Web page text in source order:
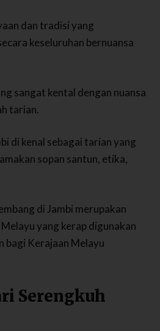
dan tradisi yang
keseluruhan bernuansa
sangat kental dengan nuansa
tarian.
di kenal sebagai tarian yang
sopan santun, etika,
di Jambi merupakan
yang kerap digunakan
bagi Kerajaan Melayu
Serengkuh